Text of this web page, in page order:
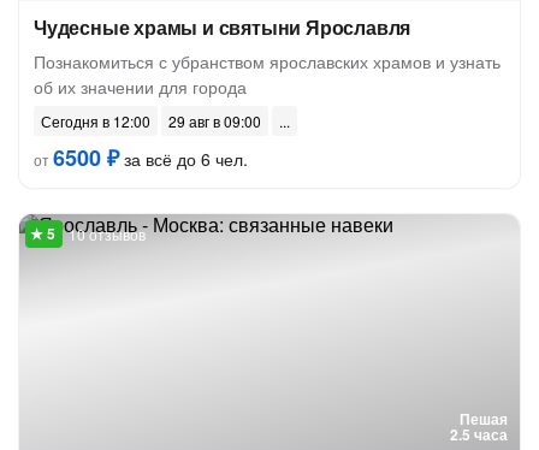
Чудесные храмы и святыни Ярославля
Познакомиться с убранством ярославских храмов и узнать
об их значении для города
Сегодня в 12:00
29 авг в 09:00
от6500 ₽за всё до 6 чел.
Пешая
2.5 часа
10 отзывов